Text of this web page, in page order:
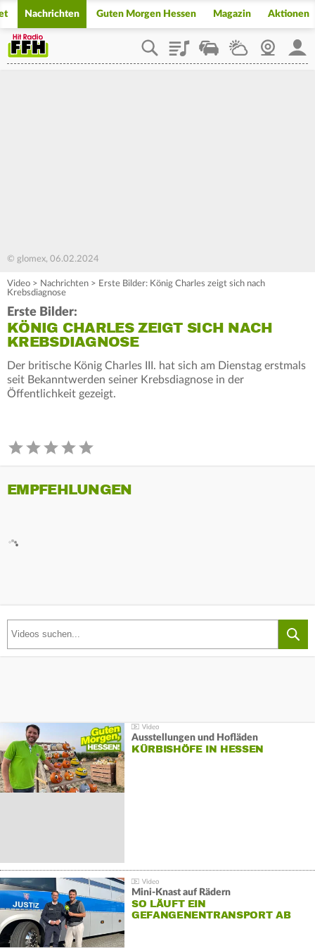
Nachrichten Guten Morgen Hessen Magazin Aktionen
PlaylistStaupilotWetterWebcam
© glomex, 06.02.2024
Video > Nachrichten > Erste Bilder: König Charles zeigt sich nach
Krebsdiagnose
Erste Bilder:
KÖNIG CHARLES ZEIGT SICH NACH
KREBSDIAGNOSE
Der britische König Charles III. hat sich am Dienstag erstmals
seit Bekanntwerden seiner Krebsdiagnose in der
Öffentlichkeit gezeigt.
EMPFEHLUNGEN
Ausstellungen und Hofläden
KÜRBISHÖFE IN HESSEN
Mini-Knast auf Rädern
SO LÄUFT EIN
GEFANGENENTRANSPORT AB